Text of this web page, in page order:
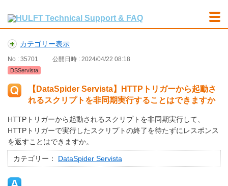
カテゴリー表示
No : 35701 公開日時 : 2024/04/22 08:18
DSServista
【DataSpider Servista】HTTPトリガーから起動さ
れるスクリプトを非同期実行することはできますか
HTTPトリガーから起動されるスクリプトを非同期実行して、
HTTPトリガーで実行したスクリプトの終了を待たずにレスポンス
を返すことはできますか。
カテゴリー： DataSpider Servista